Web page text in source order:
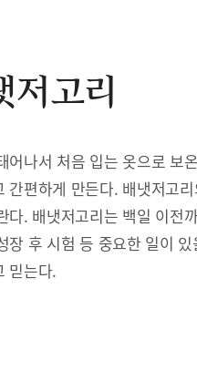
저고리
어나서 처음 입는 옷으로 보
간편하게 만든다. 배냇저고
다. 배냇저고리는 백일 이전
장 후 시험 등 중요한 일이
믿는다.